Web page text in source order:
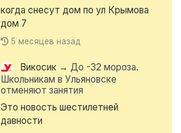
когда снесут дом по ул Крымова
дом 7
5 месяцев назад
Викосик → До -32 мороза.
Школьникам в Ульяновске
отменяют занятия
Это новость шестилетней
давности